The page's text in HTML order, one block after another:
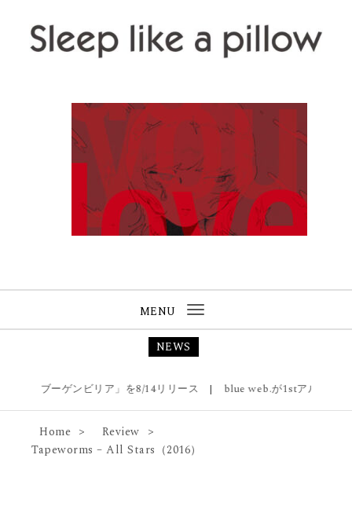
Skip to content
MENU
Toggle
NEWS
「ブーゲンビリア」を8/14リリース | blue web.が1stアルバム『
Home
Review
Tapeworms – All Stars（2016）